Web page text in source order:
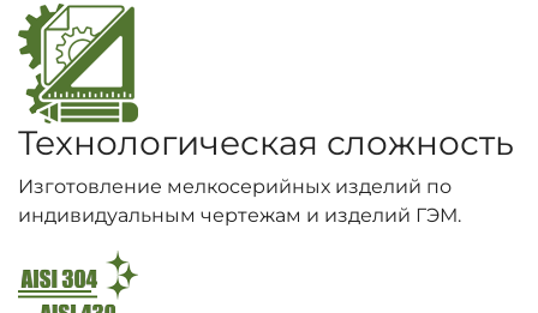
Технологическая сложность
Изготовление мелкосерийных изделий по
индивидуальным чертежам и изделий ГЭМ.